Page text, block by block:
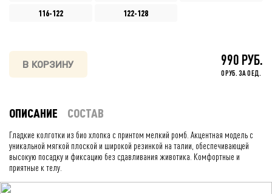
116-122
122-128
В КОРЗИНУ 990 РУБ.
0 РУБ. ЗА 0 ЕД.
ОПИСАНИЕ СОСТАВ
Гладкие колготки из био хлопка с принтом мелкий ромб. Акцентная модель с
уникальной мягкой плоской и широкой резинкой на талии, обеспечивающей
высокую посадку и фиксацию без сдавливания животика. Комфортные и
приятные к телу.